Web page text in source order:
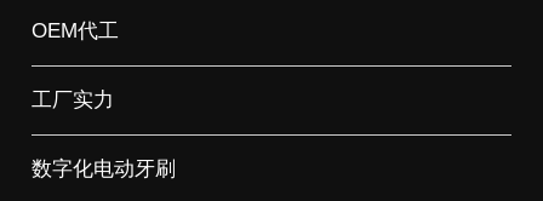
OEM代工
工厂实力
数字化电动牙刷